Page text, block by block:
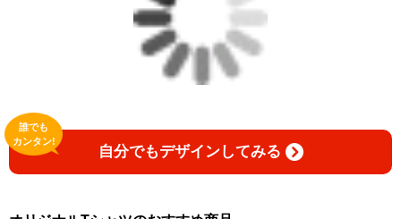
自分でもデザインしてみる
誰でも
カンタン!